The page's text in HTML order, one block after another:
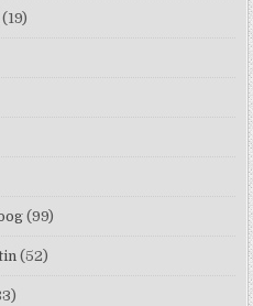
(19)
(99)
(52)